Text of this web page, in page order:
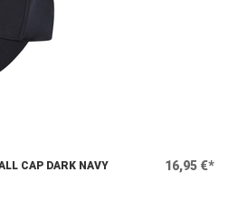
CAP DARK NAVY 16,95 €*